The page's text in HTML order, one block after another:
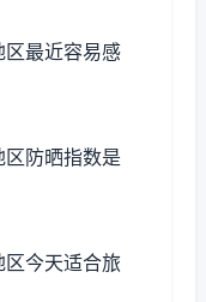
区最近容易感
区防晒指数是
区今天适合旅